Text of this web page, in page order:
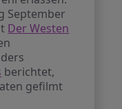
September
Der Westen
berichtet,
gefilmt